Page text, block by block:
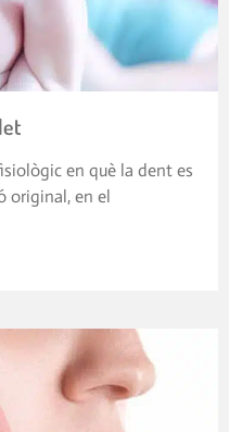
en què la dent es
original, en el